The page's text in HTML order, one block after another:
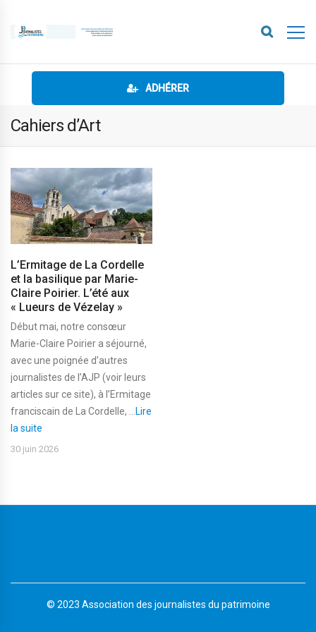
ADHÉRER
Cahiers d’Art
L’Ermitage de La Cordelle
et la basilique par Marie-
Claire Poirier. L’été aux
« Lueurs de Vézelay »
Début mai, notre consœur
Marie-Claire Poirier a séjourné,
avec une poignée d’autres
journalistes de l’AJP (voir leurs
articles sur ce site), à l’Ermitage
franciscain de La Cordelle, ...Lire
la suite
30 juin 2026
© 2023 Association des journalistes du patrimoine